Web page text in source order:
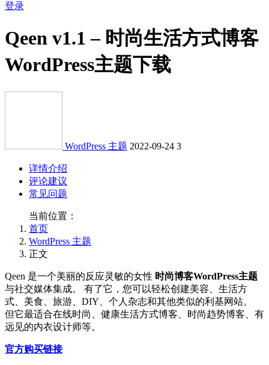
登录
Qeen v1.1 – 时尚生活方式博客
WordPress主题下载
WordPress 主题 2022-09-24 3
详情介绍
评论建议
常见问题
当前位置：
首页
WordPress 主题
正文
Qeen 是一个美丽的反应灵敏的女性 时尚博客WordPress主题
与社交媒体集成。 有了它，您可以轻松创建美容、生活方
式、美食、旅游、DIY、个人杂志和其他类似的利基网站。
但它最适合在线时尚、健康生活方式博客、时尚趋势博客、有
远见的内衣设计师等。
官方购买链接